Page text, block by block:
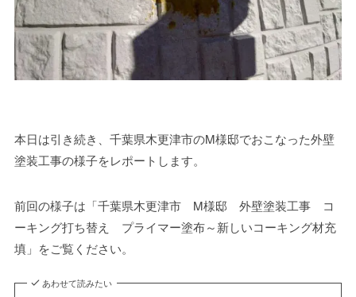
本日は引き続き、千葉県木更津市のM様邸でおこなった外壁
塗装工事の様子をレポートします。
前回の様子は「千葉県木更津市 M様邸 外壁塗装工事 コ
ーキング打ち替え プライマー塗布～新しいコーキング材充
填」をご覧ください。
あわせて読みたい